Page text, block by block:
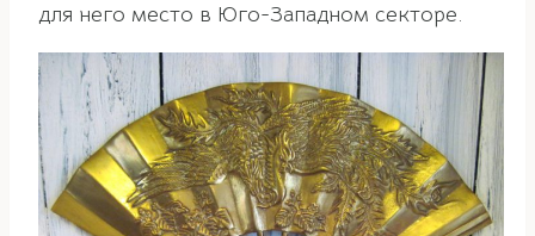
для него место в Юго-Западном секторе.